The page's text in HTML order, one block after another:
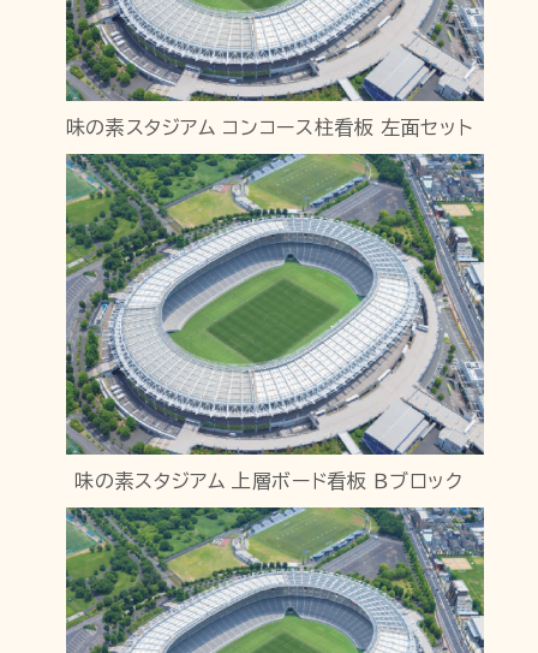
味の素スタジアム コンコース柱看板 左面セット
味の素スタジアム 上層ボード看板 Ｂブロック